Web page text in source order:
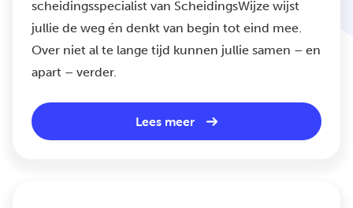
scheidingsspecialist van ScheidingsWijze wijst
jullie de weg én denkt van begin tot eind mee.
Over niet al te lange tijd kunnen jullie samen – en
apart – verder.
Lees meer